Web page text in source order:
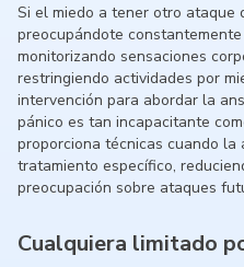
Si el miedo a tener otro ataque
preocupándote
monitorizando sensaciones
restringiendo actividades por
intervención para abordar la
pánico es tan incapacitante
proporciona técnicas cuando
tratamiento específico,
preocupación sobre ataques
Cualquiera limitado